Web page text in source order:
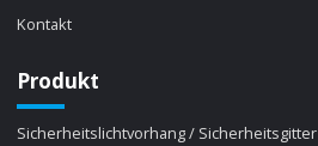
Kontakt
Produkt
Sicherheitslichtvorhang / Sicherheitsgitter